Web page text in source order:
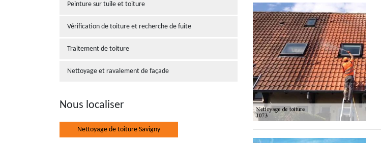
Peinture sur tuile et toiture
Vérification de toiture et recherche de fuite
Traitement de toiture
Nettoyage et ravalement de façade
Nous localiser
Nettoyage de toiture Savigny